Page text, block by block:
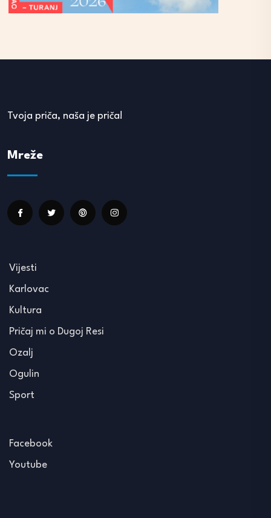
Tvoja priča, naša je priča!
Mreže
Vijesti
Karlovac
Kultura
Pričaj mi o Dugoj Resi
Ozalj
Ogulin
Sport
Facebook
Youtube